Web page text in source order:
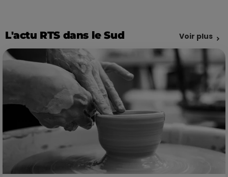
L'actu RTS dans le Sud Voir plus